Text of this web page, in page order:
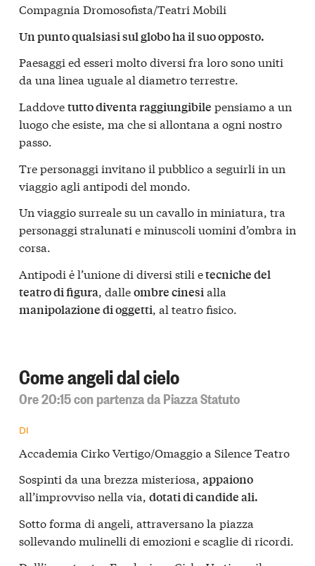
Compagnia Dromosofista/Teatri Mobili
Un punto qualsiasi sul globo ha il suo opposto.
Paesaggi ed esseri molto diversi fra loro sono uniti
da una linea uguale al diametro terrestre.
Laddovetutto diventa raggiungibile pensiamo a un
luogo che esiste, ma che si allontana a ogni nostro
passo.
Tre personaggi invitano il pubblico a seguirli in un
viaggio agli antipodi del mondo.
Un viaggio surreale su un cavallo in miniatura, tra
personaggi stralunati e minuscoli uomini d’ombra in
corsa.
Antipodi ė l’unione di diversi stili etecniche del
teatro di figura, dalleombre cinesialla
manipolazione di oggetti, al teatro fisico.
Come angeli dal cielo
Ore 20:15 con partenza da Piazza Statuto
DI
Accademia Cirko Vertigo/Omaggio a Silence Teatro
Sospinti da una brezza misteriosa, appaiono
all’improvviso nella via, dotati di candide ali.
Sotto forma di angeli, attraversano la piazza
sollevando mulinelli di emozioni e scaglie di ricordi.